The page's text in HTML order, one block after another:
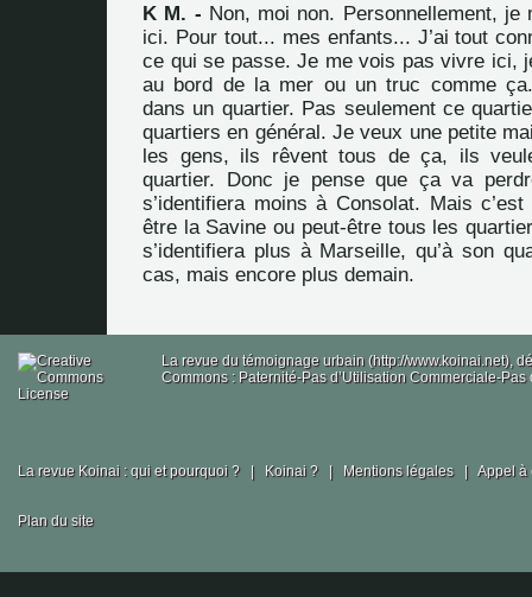
K M. - Non, moi non. Personnellement,
ici. Pour tout... mes enfants... J’ai tout
ce qui se passe. Je me vois pas vivre ici,
au bord de la mer ou un truc comme
dans un quartier. Pas seulement ce
quartiers en général. Je veux une petite
les gens, ils rêvent tous de ça, ils
quartier. Donc je pense que ça va
s’identifiera moins à Consolat. Mais
être la Savine ou peut-être tous les
s’identifiera plus à Marseille, qu’à son
cas, mais encore plus demain.
La revue du témoignage urbain (http://www.koinai.net),
Commons : Paternité-Pas d’Utilisation Commerciale-
La revue Koinai : qui et pourquoi ? | Koinai ? | Mentions légales | Appel à
Plan du site